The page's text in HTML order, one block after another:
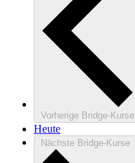
Vorherige Bridge-Kurse
Heute
Nächste Bridge-Kurse